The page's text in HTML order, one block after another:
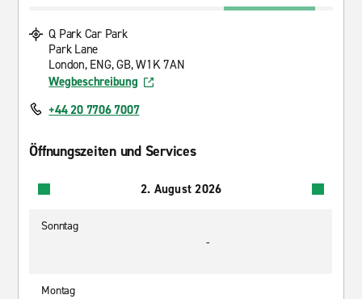
Q Park Car Park
Park Lane
London, ENG, GB, W1K 7AN
Wegbeschreibung
+44 20 7706 7007
Öffnungszeiten und Services
2. August 2026
Sonntag
-
Montag